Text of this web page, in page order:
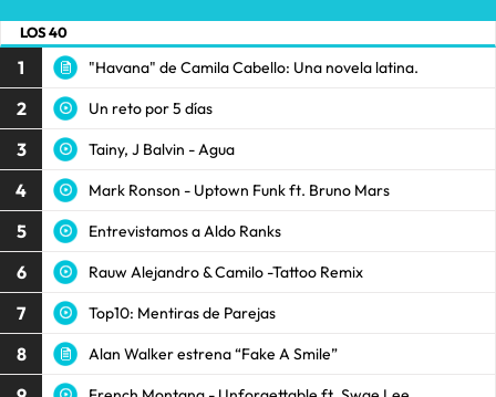
LOS 40
1 "Havana" de Camila Cabello: Una novela latina.
2 Un reto por 5 días
3 Tainy, J Balvin - Agua
4 Mark Ronson - Uptown Funk ft. Bruno Mars
5 Entrevistamos a Aldo Ranks
6 Rauw Alejandro & Camilo -Tattoo Remix
7 Top10: Mentiras de Parejas
8 Alan Walker estrena “Fake A Smile”